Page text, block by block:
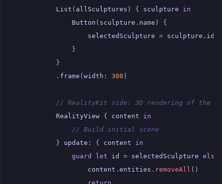
List ( allSculptures ) { sculpture
in
Button ( sculpture . name )
{
selectedSculpture = sculpture . id
}
}
. frame (width : 300 )
// RealityKit side: 3D rendering of the
RealityView { content
in
// Build initial scene
}
update : { content
in
guard
let id = selectedSculpture else
content . entities . removeAll ()